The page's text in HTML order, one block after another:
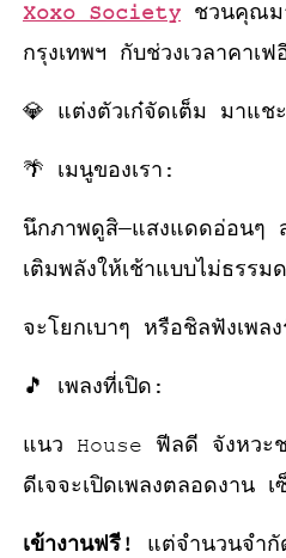
Xoxo Society ชวนคุณม
กรุงเทพฯ กับช่วงเวลาคาเ
💎 แต่งตัวเก๋จัดเต็ม มาแ
🌴 เมนูของเรา:
นึกภาพดูสิ—แสงแดดอ่อนๆ
เติมพลังให้เช้าแบบไม่ธรรม
จะโยกเบาๆ หรือชิลฟังเ
🎵 เพลงที่เปิด:
แนว House ฟีลดี จังหวะช
ดีเจจะเปิดเพลงตลอดงาน
เข้างานฟรี! แต่จำนวนจำกั